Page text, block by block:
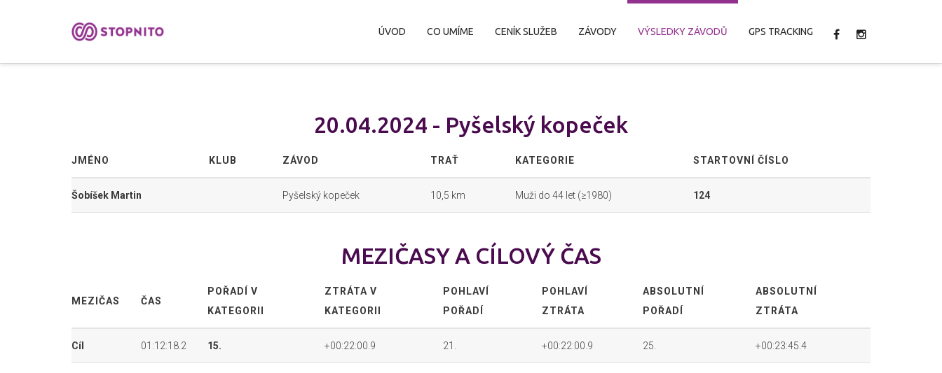
ÚVOD CO UMÍME CENÍK SLUŽEB ZÁVODY VÝSLEDKY ZÁVODŮ GPS TRACKING
20.04.2024 - Pyšelský kopeček
JMÉNO KLUB ZÁVOD TRAŤ KATEGORIE STARTOVNÍ ČÍSLO
Šobíšek Martin Pyšelský kopeček 10,5 km Muži do 44 let (≥1980) 124
MEZIČASY A CÍLOVÝ ČAS
MEZIČAS ČAS
POŘADÍ V
KATEGORII
ZTRÁTA V
KATEGORII
POHLAVÍ
POŘADÍ
POHLAVÍ
ZTRÁTA
ABSOLUTNÍ
POŘADÍ
ABSOLUTNÍ
ZTRÁTA
Cíl 01:12:18.2 15. +00:22:00.9 21. +00:22:00.9 25. +00:23:45.4